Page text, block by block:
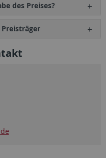
des Preises?